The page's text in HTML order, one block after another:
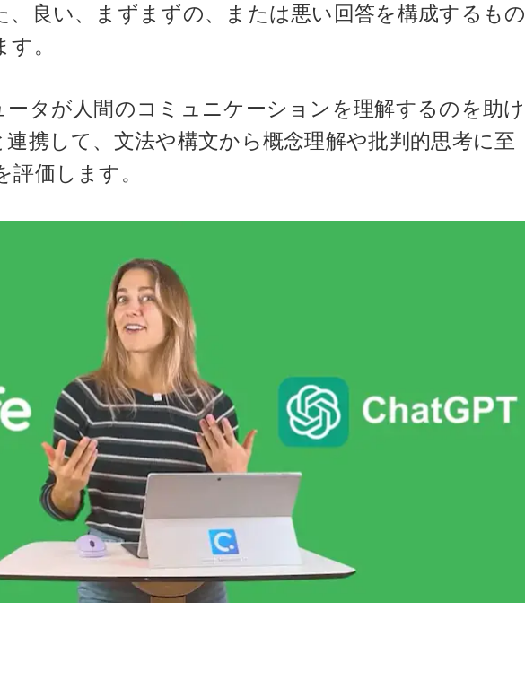
、良い、まずまずの、または悪い回答を構成するもの
。
ータが人間のコミュニケーションを理解するのを助け
携して、文法や構文から概念理解や批判的思考に至
価します。